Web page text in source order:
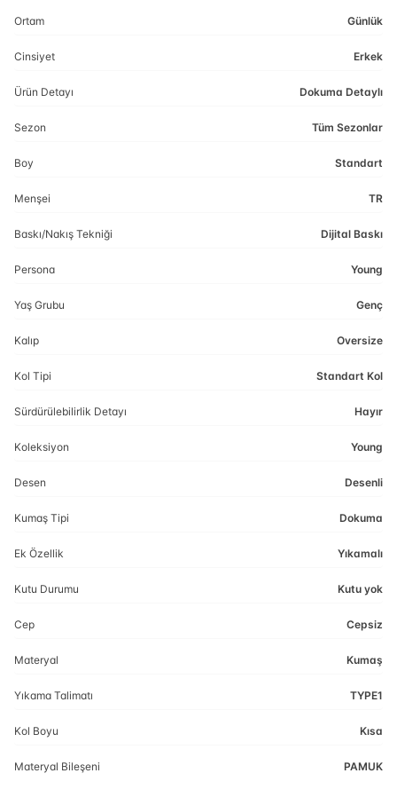
Ortam Günlük
Cinsiyet Erkek
Ürün Detayı Dokuma Detaylı
Sezon Tüm Sezonlar
Boy Standart
Menşei TR
Baskı/Nakış Tekniği Dijital Baskı
Persona Young
Yaş Grubu Genç
Kalıp Oversize
Kol Tipi Standart Kol
Sürdürülebilirlik Detayı Hayır
Koleksiyon Young
Desen Desenli
Kumaş Tipi Dokuma
Ek Özellik Yıkamalı
Kutu Durumu Kutu yok
Cep Cepsiz
Materyal Kumaş
Yıkama Talimatı TYPE1
Kol Boyu Kısa
Materyal Bileşeni PAMUK